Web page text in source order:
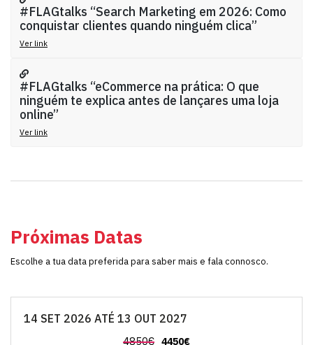
#FLAGtalks “Search Marketing em 2026: Como
conquistar clientes quando ninguém clica”
Ver link
#FLAGtalks “eCommerce na prática: O que
ninguém te explica antes de lançares uma loja
online”
Ver link
Próximas Datas
Escolhe a tua data preferida para saber mais e fala connosco.
14 SET 2026 ATÉ 13 OUT 2027
4850€ 4450€